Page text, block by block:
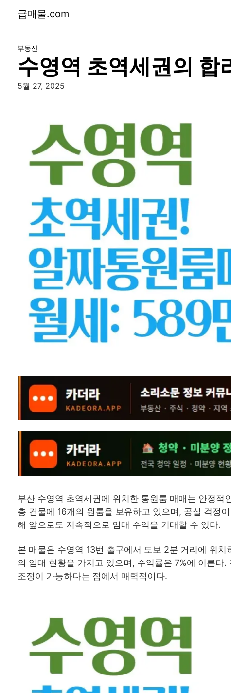
급매물.com
부동산
수영역 초역세권의 합
5월 27, 2025
부산 수영역 초역세권에 위치한 통원룸 매매는 안정
층 건물에 16개의 원룸을 보유하고 있으며, 공실 걱정
해 앞으로도 지속적으로 임대 수익을 기대할 수 있다.
본 매물은 수영역 13번 출구에서 도보 2분 거리에 위
의 임대 현황을 가지고 있으며, 수익률은 7%에 이른
조정이 가능하다는 점에서 매력적이다.